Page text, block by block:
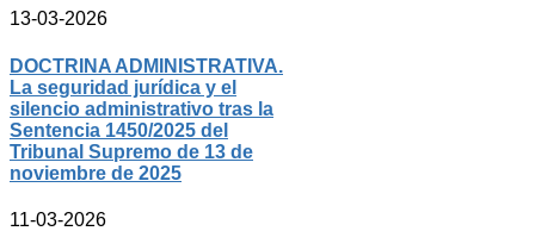
13-03-2026
DOCTRINA ADMINISTRATIVA.
La seguridad jurídica y el
silencio administrativo tras la
Sentencia 1450/2025 del
Tribunal Supremo de 13 de
noviembre de 2025
11-03-2026